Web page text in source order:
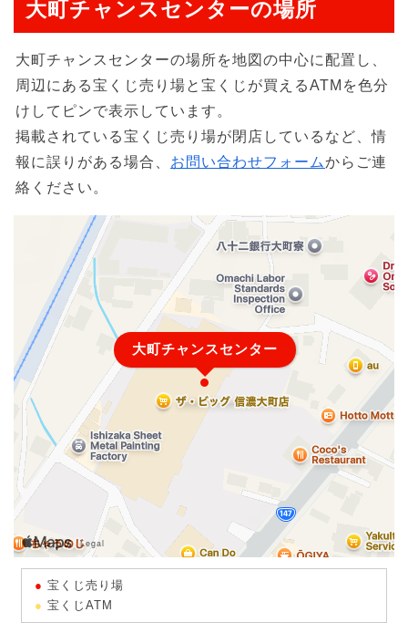
大町チャンスセンターの場所
大町チャンスセンターの場所を地図の中心に配置し、
周辺にある宝くじ売り場と宝くじが買えるATMを色分
けしてピンで表示しています。
掲載されている宝くじ売り場が閉店しているなど、情
報に誤りがある場合、 お問い合わせフォームからご連
絡ください。
大町チャンスセンター
宝くじ売り場
宝くじATM